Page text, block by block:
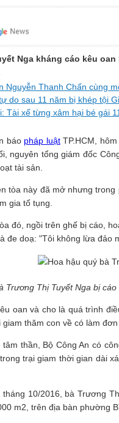
Nga kháng cáo kêu
Nguyễn Thanh Chấn cùng
do sau 11 năm bị khép tội
Tài xế từng xâm hại bé gái
báo pháp luậtTP.HCM, hôm
nguyên tổng giám đốc
tài sản.
tòa này đã mở nhưng
gia tố tụng.
đó, ngồi trên ghế bị cáo,
đe doạ: "Tôi không lừa đảo
Trương Thị Tuyết Nga bị
oan và cho là quá trình
thăm con về có làm
thần, Bộ Công An có
trại giam thời gian dài
10/2016, bà Trương
m2, trên địa bàn phường